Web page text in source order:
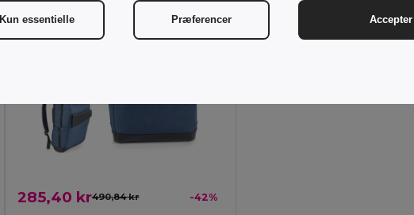
285,40 kr490,84 kr -42%
Kun essentielle Præferencer